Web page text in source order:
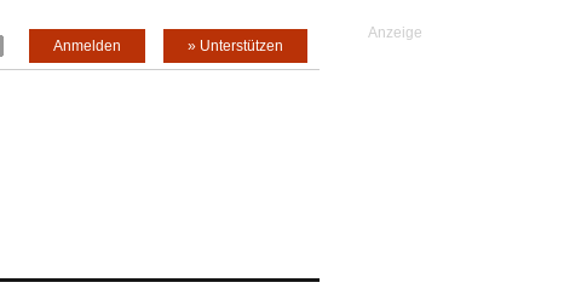
» Unterstützen
Anmelden